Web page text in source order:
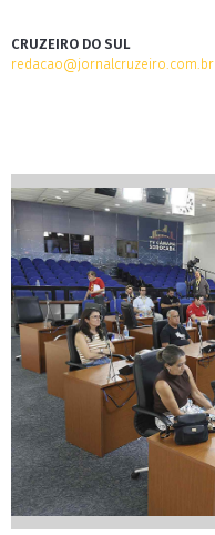
CRUZEIRO DO SUL
redacao@jornalcruzeiro.com.br